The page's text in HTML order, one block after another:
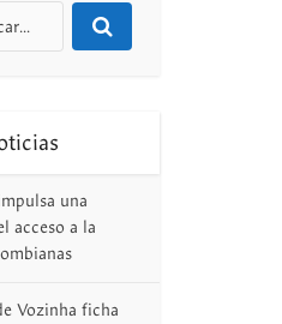
una
acceso a la
Vozinha ficha